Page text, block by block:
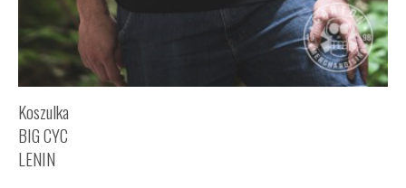
Koszulka
BIG CYC
LENIN